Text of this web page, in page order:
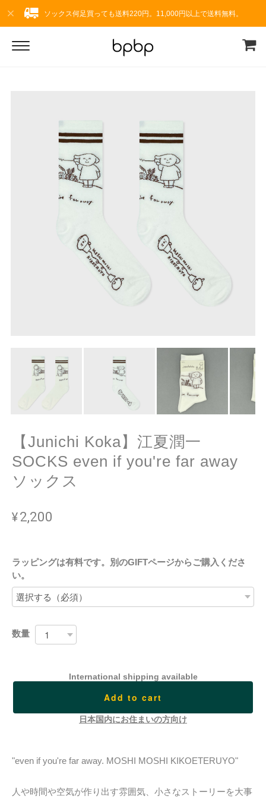
ソックス何足買っても送料220円。11,000円以上で送料無料。
【Junichi Koka】江夏潤一
SOCKS even if you're far away
ソックス
¥2,200
ラッピングは有料です。別のGIFTページからご購入くださ
い。
数量
International shipping available
Add to cart
日本国内にお住まいの方向け
"even if you're far away. MOSHI MOSHI KIKOETERUYO"
人や時間や空気が作り出す雰囲気、小さなストーリーを大事